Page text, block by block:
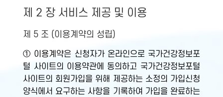
제 2 장 서비스 제공 및 이용
제 5 조 (이용계약의 성립)
① 이용계약은 신청자가 온라인으로 국가건강정보포
털 사이트의 이용약관에 동의하고 국가건강정보포털
사이트의 회원가입을 위해 제공하는 소정의 가입신청
양식에서 요구하는 사항을 기록하여 가입을 완료하는